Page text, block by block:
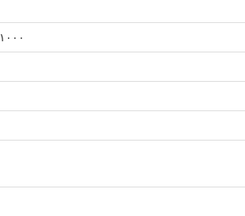
۱۰۰۰ گرم سانتی‌متر مربع